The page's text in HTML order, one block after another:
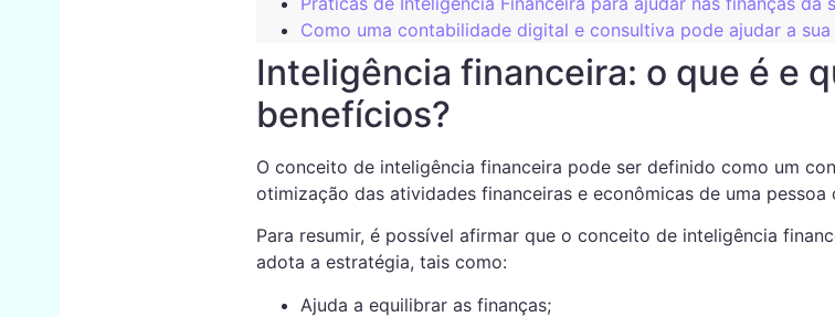
Como uma contabilidade digital e consultiva pode ajudar a sua
Inteligência financeira: o que é e
benefícios?
O conceito de inteligência financeira pode ser definido como um
otimização das atividades financeiras e econômicas de uma pessoa
Para resumir, é possível afirmar que o conceito de inteligência
adota a estratégia, tais como:
Ajuda a equilibrar as finanças;